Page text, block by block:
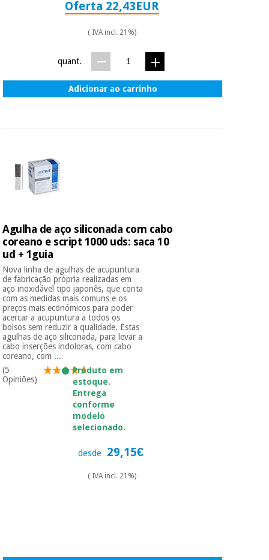
Oferta 22,43EUR
( IVA incl. 21%)
quant.
Adicionar ao carrinho
Agulha de aço siliconada com cabo
coreano e script 1000 uds: saca 10
ud + 1guia
Nova linha de agulhas de acupuntura
de fabricação própria realizadas em
aço inoxidável tipo japonês, que conta
com as medidas mais comuns e os
preços mais económicos para poder
acercar a acupuntura a todos os
bolsos sem reduzir a qualidade. Estas
agulhas de aço siliconada, para levar a
cabo inserções indoloras, com cabo
coreano, com ...
(5
Opiniões)
Produto em
estoque.
Entrega
conforme
modelo
selecionado.
desde 29,15€
( IVA incl. 21%)